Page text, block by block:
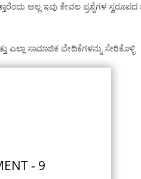
ಅಲ್ಲ ಇವು ಕೇವಲ ಪ್ರಶ್ನೆಗಳ
ಎಲ್ಲಾ ಸಾಮಾಜಿಕ ವೇದಿಕೆಗಳನ್ನು ಸೇರಿಕೊಳ್ಳಿ
- 9